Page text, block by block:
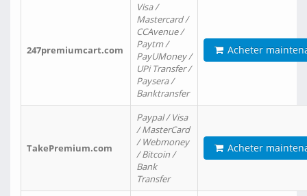
247premiumcart.com
Visa /
Mastercard /
CCAvenue /
Paytm /
PayUMoney /
UPi Transfer /
Paysera /
Banktransfer
Acheter
TakePremium.com
Paypal / Visa
/ MasterCard
/ Webmoney
/ Bitcoin /
Bank
Transfer
Acheter